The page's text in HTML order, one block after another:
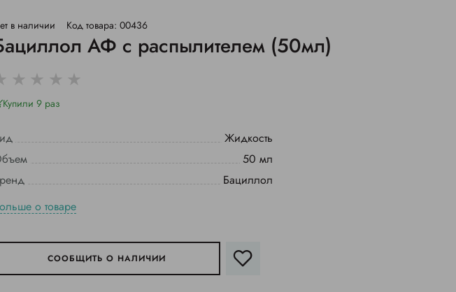
в наличии Код товара: 00436
АФ с распылителем (50мл)
Купили 9 раз
Жидкость
50 мл
Бациллол
о товаре
СООБЩИТЬ О НАЛИЧИИ